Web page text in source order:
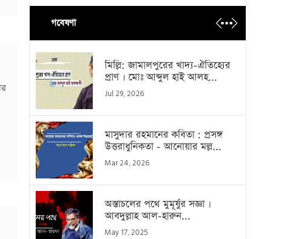
গবেষণা
মিল্লি: জামালপুরের খাদ্য-ঐতিহ্যের
প্রাণ । মোঃ আব্দুল হাই আলহ...
Jul 29, 2026
মাসুদার রহমানের কবিতা : প্রসঙ্গ
উত্তরাধুনিকতা - আনোয়ার মল্ল...
Mar 24, 2026
অস্তাচলের পথে মুমূর্ষুর সজ্ঞা ।
আবদুল্লাহ আল-হারুন...
May 17, 2025